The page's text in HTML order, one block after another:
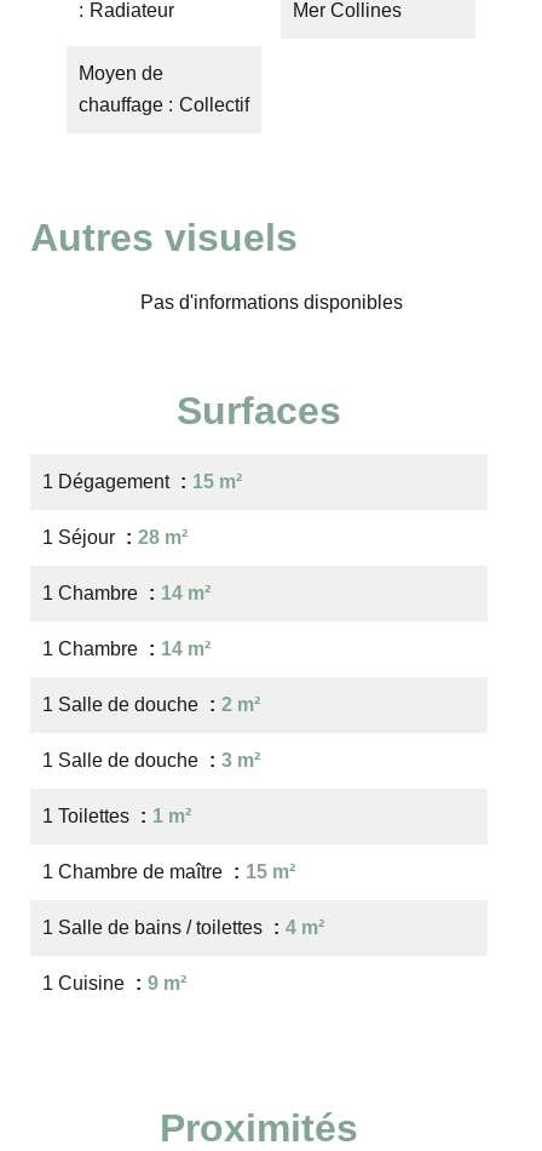
Radiateur
Moyen de
chauffage
Collectif
Mer Collines
Autres visuels
Pas d'informations disponibles
Surfaces
1 Dégagement 15 m²
1 Séjour 28 m²
1 Chambre 14 m²
1 Chambre 14 m²
1 Salle de douche 2 m²
1 Salle de douche 3 m²
1 Toilettes 1 m²
1 Chambre de maître 15 m²
1 Salle de bains / toilettes 4 m²
1 Cuisine 9 m²
Proximités